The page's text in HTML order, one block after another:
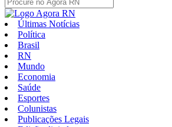
Últimas Notícias
Política
Brasil
RN
Mundo
Economia
Saúde
Esportes
Colunistas
Publicações Legais